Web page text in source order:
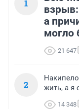
1
а
могло
21 647
2
жить, а я
14 348